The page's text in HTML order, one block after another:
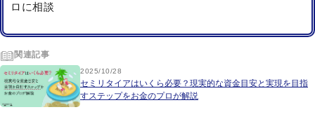
ロに相談
関連記事
2025/10/28
セミリタイアはいくら必要？現実的な資金目安と実現を目指
すステップをお金のプロが解説